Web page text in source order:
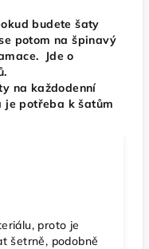
budete šaty
potom na špinavý
Jde o
na každodenní
je potřeba k šatům
proto je
šetrně, podobně